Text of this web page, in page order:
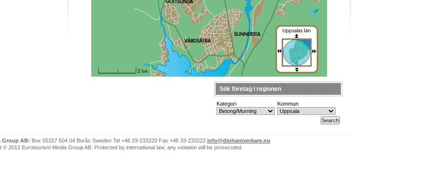
Sök företag i regionen
Kategori Kommun
Group AB: Box 55157 504 04 Borås Sweden Tel +46 33-233220 Fax +46 33-233222 info@dinhantverkare.nu
© 2012 Eurotourism Media Group AB. Protected by international law; any violation will be prosecuted.